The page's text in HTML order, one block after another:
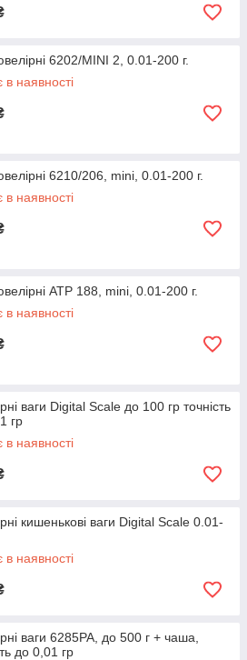
6202/MINI 2, 0.01-200 г.
наявності
6210/206, mini, 0.01-200 г.
наявності
ATP 188, mini, 0.01-200 г.
наявності
ваги Digital Scale до 100 гр точність
гр
наявності
кишенькові ваги Digital Scale 0.01-
наявності
ваги 6285PA, до 500 г + чаша,
до 0,01 гр